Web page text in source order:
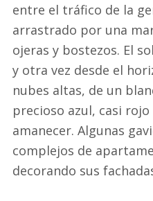
entre el tráfico de la
arrastrado por una
ojeras y bostezos. El
y otra vez desde el
nubes altas, de un
precioso azul, casi
amanecer. Algunas
complejos de
decorando sus